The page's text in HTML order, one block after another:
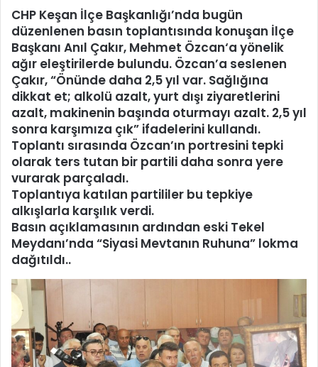
CHP Keşan İlçe Başkanlığı’nda bugün
düzenlenen basın toplantısında konuşan İlçe
Başkanı Anıl Çakır, Mehmet Özcan‘a yönelik
ağır eleştirilerde bulundu. Özcan’a seslenen
Çakır, “Önünde daha 2,5 yıl var. Sağlığına
dikkat et; alkolü azalt, yurt dışı ziyaretlerini
azalt, makinenin başında oturmayı azalt. 2,5 yıl
sonra karşımıza çık” ifadelerini kullandı.
Toplantı sırasında Özcan’ın portresini tepki
olarak ters tutan bir partili daha sonra yere
vurarak parçaladı.
Toplantıya katılan partililer bu tepkiye
alkışlarla karşılık verdi.
Basın açıklamasının ardından eski Tekel
Meydanı’nda “Siyasi Mevtanın Ruhuna” lokma
dağıtıldı..